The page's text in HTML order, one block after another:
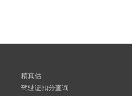
精真估
驾驶证扣分查询